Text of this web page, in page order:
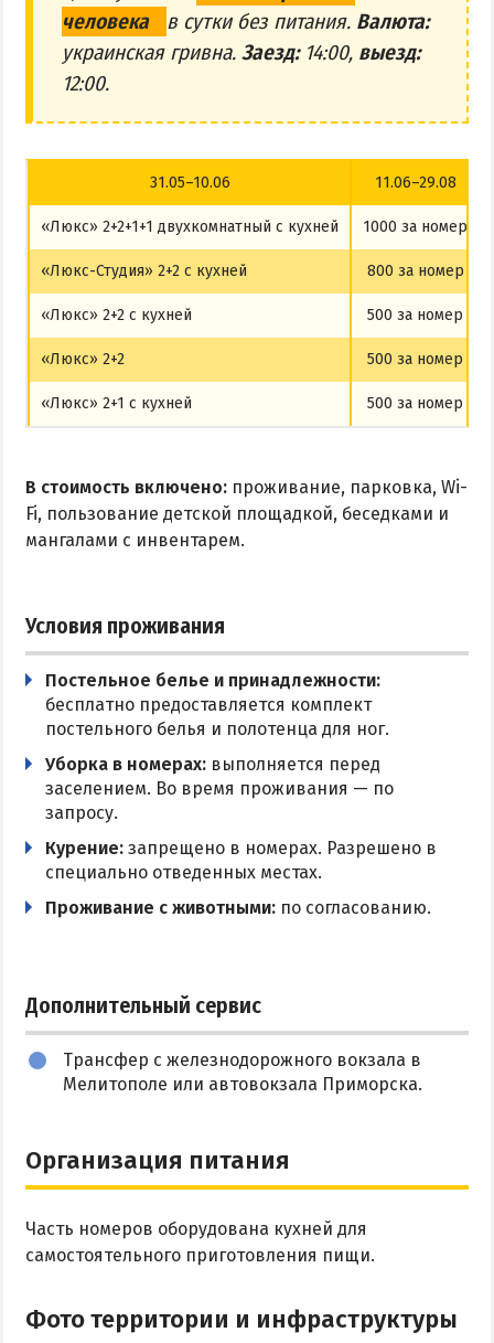
человека
в сутки без питания. Валюта:
украинская гривна. Заезд:14:00, выезд:
12:00.
31.05–10.06 11.06–29.08
«Люкс» 2+2+1+1 двухкомнатный с кухней 1000 за номер
«Люкс-Студия» 2+2 с кухней 800 за номер
«Люкс» 2+2 с кухней 500 за номер
«Люкс» 2+2 500 за номер
«Люкс» 2+1 с кухней 500 за номер
В стоимость включено: проживание, парковка, Wi-
Fi, пользование детской площадкой, беседками и
мангалами с инвентарем.
Условия проживания
Постельное белье и принадлежности:
бесплатно предоставляется комплект
постельного белья и полотенца для ног.
Уборка в номерах: выполняется перед
заселением. Во время проживания — по
запросу.
Курение: запрещено в номерах. Разрешено в
специально отведенных местах.
Проживание с животными: по согласованию.
Дополнительный сервис
Трансфер с железнодорожного вокзала в
Мелитополе или автовокзала Приморска.
Организация питания
Часть номеров оборудована кухней для
самостоятельного приготовления пищи.
Фото территории и инфраструктуры